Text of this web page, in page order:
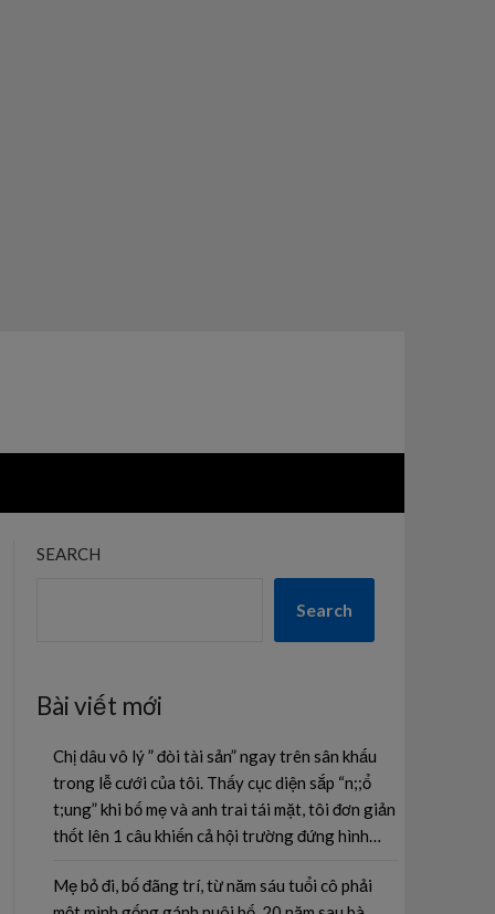
SEARCH
Search
Bài viết mới
Chị dâu vô lý ” đòi tài sản” ngay trên sân khấu
trong lễ cưới của tôi. Thấy cục diện sắp “n;;ổ
t;ung” khi bố mẹ và anh trai tái mặt, tôi đơn giản
thốt lên 1 câu khiến cả hội trường đứng hình…
Mẹ bỏ đi, bố đãng trí, từ năm sáu tuổi cô phải